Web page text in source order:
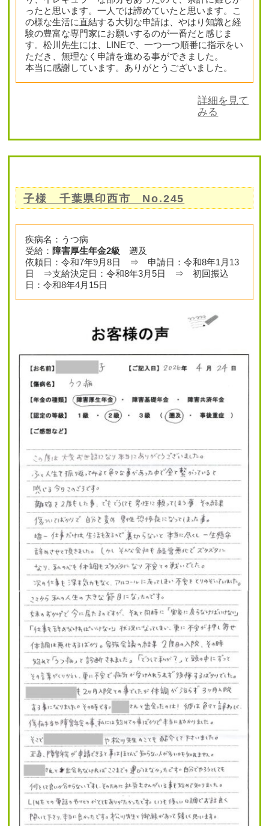
ったと思います。一人では諦めていたと思います。こ
の様な生活に直結する大切な申請は、やはり知識と経
験の豊富な専門家にお願いするのが一番だと感じま
す。松川先生には、LINEで、一つ一つ順番に指示をい
ただき、無理なく申請を進める事ができました。
本当に感謝しています。ありがとうございました。
詳細を見て
みる
子様 千葉県印西市 No.245
疾病名：うつ病
受給： 障害厚生年金2級 遡及
依頼日：令和7年9月8日 ⇒ 申請日：令和8年1月13
日 ⇒支給決定日：令和8年3月5日 ⇒ 初回振込
日：令和8年4月15日